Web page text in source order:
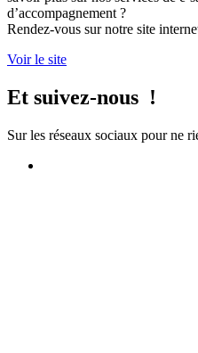
d’accompagnement ?
Rendez-vous sur notre site
Voir le site
Et suivez-nous !
Sur les réseaux sociaux pour ne